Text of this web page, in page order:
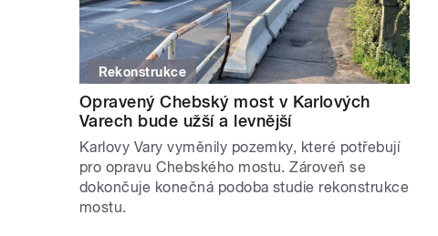
Rekonstrukce
Opravený Chebský most v Karlových
Varech bude užší a levnější
Karlovy Vary vyměnily pozemky, které potřebují
pro opravu Chebského mostu. Zároveň se
dokončuje konečná podoba studie rekonstrukce
mostu.